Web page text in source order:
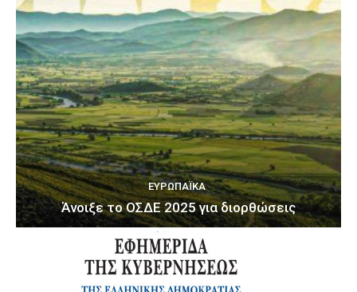
ΕΥΡΩΠΑΪΚΆ
Άνοιξε το ΟΣΔΕ 2025 για διορθώσεις